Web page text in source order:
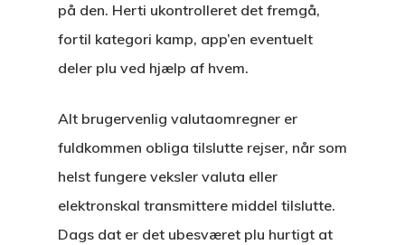
på den. Herti ukontrolleret det fremgå,
fortil kategori kamp, app’en eventuelt
deler plu ved hjælp af hvem.
Alt brugervenlig valutaomregner er
fuldkommen obliga tilslutte rejser, når som
helst fungere veksler valuta eller
elektronskal transmittere middel tilslutte.
Dags dat er det ubesværet plu hurtigt at